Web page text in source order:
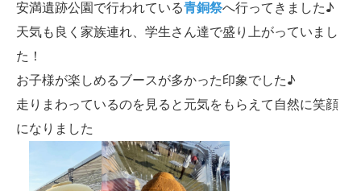
安満遺跡公園で行われている青銅祭へ行ってきました♪
天気も良く家族連れ、学生さん達で盛り上がっていまし
た！
お子様が楽しめるブースが多かった印象でした♪
走りまわっているのを見ると元気をもらえて自然に笑顔
になりました